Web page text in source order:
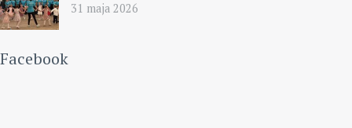
31 maja 2026
Facebook